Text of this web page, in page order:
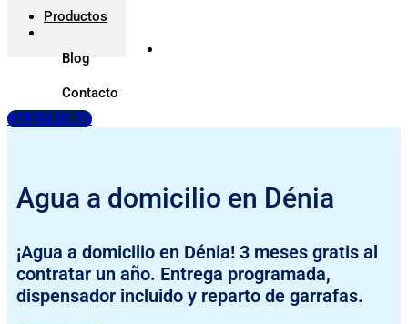
Productos
Blog
Contacto
919 93 01 73
Agua a domicilio en Dénia
¡Agua a domicilio en Dénia! 3 meses gratis al
contratar un año. Entrega programada,
dispensador incluido y reparto de garrafas.